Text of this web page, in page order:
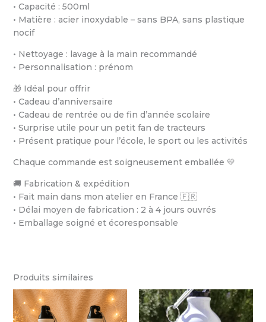
• Capacité : 500ml
• Matière : acier inoxydable – sans BPA, sans plastique
nocif
• Nettoyage : lavage à la main recommandé
• Personnalisation : prénom
🎁 Idéal pour offrir
• Cadeau d’anniversaire
• Cadeau de rentrée ou de fin d’année scolaire
• Surprise utile pour un petit fan de tracteurs
• Présent pratique pour l’école, le sport ou les activités
Chaque commande est soigneusement emballée 💛
🚚 Fabrication & expédition
• Fait main dans mon atelier en France 🇫🇷
• Délai moyen de fabrication : 2 à 4 jours ouvrés
• Emballage soigné et écoresponsable
Produits similaires